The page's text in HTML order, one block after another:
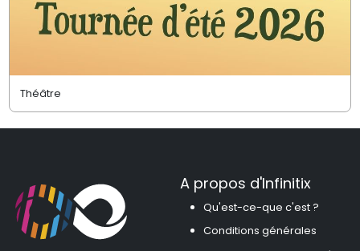
Théâtre
A propos d'Infinitix
Qu'est-ce-que c'est ?
Conditions générales